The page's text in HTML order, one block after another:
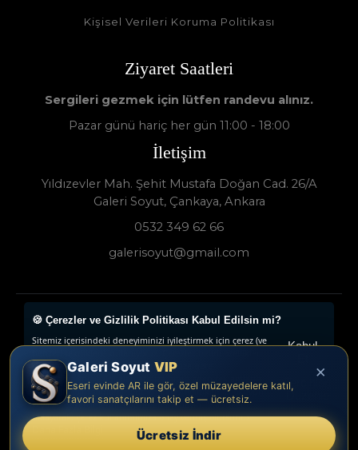
Kişisel Verileri Koruma Politikası
Ziyaret Saatleri
Sergileri gezmek için lütfen randevu alınız.
Pazar günü hariç her gün 11:00 - 18:00
İletişim
Yıldızevler Mah. Şehit Mustafa Doğan Cad. 26/A
Galeri Soyut, Çankaya, Ankara
0532 349 62 66
galerisoyut@gmail.com
Galeri Soyut - Sanat Galerisi 2024 © - Tüm Hakları
Saklıdır.
www.collectivepeople.com.tr ×
Galeri Soyut VIP
Eseri evinde AR ile gör, özel müzayedelere katıl,
favori sanatçılarını takip et — ücretsiz.
Ücretsiz İndir
🍪 Çerezler ve Gizlilik Politikası Kabul Edilsin mi?
Sitemiz içerisindeki deneyiminizi iyileştirmek için çerez (ve
daha iyi deneyimlemenizi, iletilerin size göre
uyarlanmasını ve ilgi alanlarınıza hitap eden reklamların
gösterilmesini sağlarlar. Lütfen Çerez Politikamızı okuyun
veya çerez tercihlerinizi buradan ayarlayın. “Kabul et”e
tıklayarak, çerez kullanımımıza onay vermiş olursunuz.
Kabul
Tercihleri
Düzenle